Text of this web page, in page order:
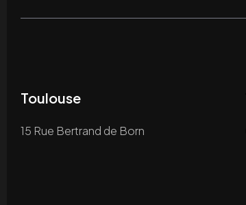
Toulouse
15 Rue Bertrand de Born